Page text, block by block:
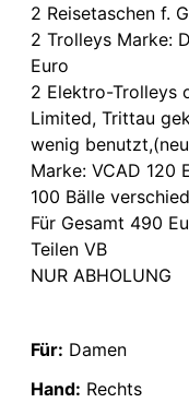
2 Reisetaschen f.
2 Trolleys Marke:
Euro
2 Elektro-Trolleys
Limited, Trittau
wenig
Marke: VCAD 120
100 Bälle
Für Gesamt 490
Teilen VB
NUR ABHOLUNG
Für: Damen
Hand: Rechts